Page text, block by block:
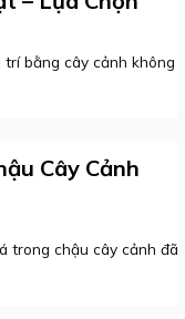
bằng cây cảnh không
Cây Cảnh
trong chậu cây cảnh đã